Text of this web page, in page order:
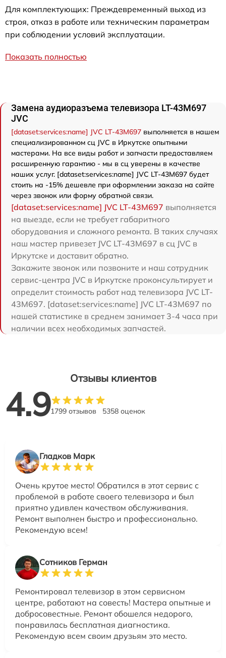
Для комплектующих: Преждевременный выход из
строя, отказ в работе или техническим параметрам
при соблюдении условий эксплуатации.
Показать полностью
Замена аудиоразъема телевизора LT-43M697
JVC
[dataset:services:name] JVC LT-43M697 выполняется в нашем
специализированном сц JVC в Иркутске опытными
мастерами. На все виды работ и запчасти предоставляем
расширенную гарантию - мы в сц уверены в качестве
наших услуг. [dataset:services:name] JVC LT-43M697 будет
стоить на -15% дешевле при оформлении заказа на сайте
через звонок или форму обратной связи.
[dataset:services:name] JVC LT-43M697 выполняется
на выезде, если не требует габаритного
оборудования и сложного ремонта. В таких случаях
наш мастер привезет JVC LT-43M697 в сц JVC в
Иркутске и доставит обратно.
Закажите звонок или позвоните и наш сотрудник
сервис-центра JVC в Иркутске проконсультирует и
определит стоимость работ над телевизора JVC LT-
43M697. [dataset:services:name] JVC LT-43M697 по
нашей статистике в среднем занимает 3-4 часа при
наличии всех необходимых запчастей.
Отзывы клиентов
4.91799 отзывов 5358 оценок
Гладков Марк
Очень крутое место! Обратился в этот сервис с
проблемой в работе своего телевизора и был
приятно удивлен качеством обслуживания.
Ремонт выполнен быстро и профессионально.
Рекомендую всем!
Сотников Герман
Ремонтировал телевизор в этом сервисном
центре, работают на совесть! Мастера опытные и
добросовестные. Ремонт обошелся недорого,
понравилась бесплатная диагностика.
Рекомендую всем своим друзьям это место.